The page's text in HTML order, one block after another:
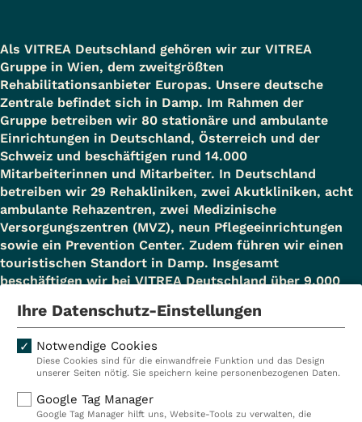
Als VITREA Deutschland gehören wir zur VITREA
Gruppe in Wien, dem zweitgrößten
Rehabilitationsanbieter Europas. Unsere deutsche
Zentrale befindet sich in Damp. Im Rahmen der
Gruppe betreiben wir 80 stationäre und ambulante
Einrichtungen in Deutschland, Österreich und der
Schweiz und beschäftigen rund 14.000
Mitarbeiterinnen und Mitarbeiter. In Deutschland
betreiben wir 29 Rehakliniken, zwei Akutkliniken, acht
ambulante Rehazentren, zwei Medizinische
Versorgungszentren (MVZ), neun Pflegeeinrichtungen
sowie ein Prevention Center. Zudem führen wir einen
touristischen Standort in Damp. Insgesamt
beschäftigen wir bei VITREA Deutschland über 9.000
Kliniken
Ambulant
Reha
Ihre Datenschutz-Einstellungen
Notwendige Cookies
Diese Cookies sind für die einwandfreie Funktion und das Design
unserer Seiten nötig. Sie speichern keine personenbezogenen Daten.
Google Tag Manager
Google Tag Manager hilft uns, Website-Tools zu verwalten, die